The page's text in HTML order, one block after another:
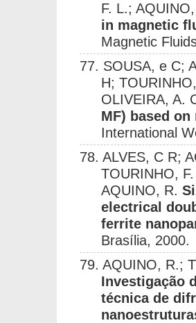
F. L.;
in magnetic
Magnetic
77. SOUSA, e C;
H;
OLIVEIRA, A.
MF) based
International
78. ALVES, C R;
TOURINHO,
AQUINO, R.
electrical
ferrite
Brasília, 2000.
79. AQUINO, R.;
Investigação
técnica de